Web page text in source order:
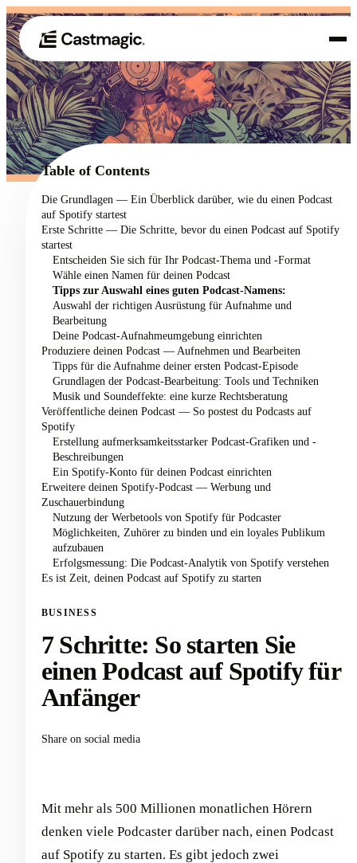
01 Produkt
02 Anwendungsfälle
Preisgestaltung
Über uns
Table of Contents
Die Grundlagen — Ein Überblick darüber, wie du einen Podcast
auf Spotify startest
Erste Schritte — Die Schritte, bevor du einen Podcast auf Spotify
startest
Entscheiden Sie sich für Ihr Podcast-Thema und -Format
Wähle einen Namen für deinen Podcast
Tipps zur Auswahl eines guten Podcast-Namens:
Auswahl der richtigen Ausrüstung für Aufnahme und
Bearbeitung
Deine Podcast-Aufnahmeumgebung einrichten
Produziere deinen Podcast — Aufnehmen und Bearbeiten
Tipps für die Aufnahme deiner ersten Podcast-Episode
Grundlagen der Podcast-Bearbeitung: Tools und Techniken
Musik und Soundeffekte: eine kurze Rechtsberatung
Veröffentliche deinen Podcast — So postest du Podcasts auf
Spotify
Erstellung aufmerksamkeitsstarker Podcast-Grafiken und -
Beschreibungen
Ein Spotify-Konto für deinen Podcast einrichten
Erweitere deinen Spotify-Podcast — Werbung und
Zuschauerbindung
Nutzung der Werbetools von Spotify für Podcaster
Möglichkeiten, Zuhörer zu binden und ein loyales Publikum
aufzubauen
Erfolgsmessung: Die Podcast-Analytik von Spotify verstehen
Es ist Zeit, deinen Podcast auf Spotify zu starten
BUSINESS
7 Schritte: So starten Sie
einen Podcast auf Spotify für
Anfänger
Share on social media
Mit mehr als 500 Millionen monatlichen Hörern
denken viele Podcaster darüber nach, einen Podcast
auf Spotify zu starten. Es gibt jedoch zwei